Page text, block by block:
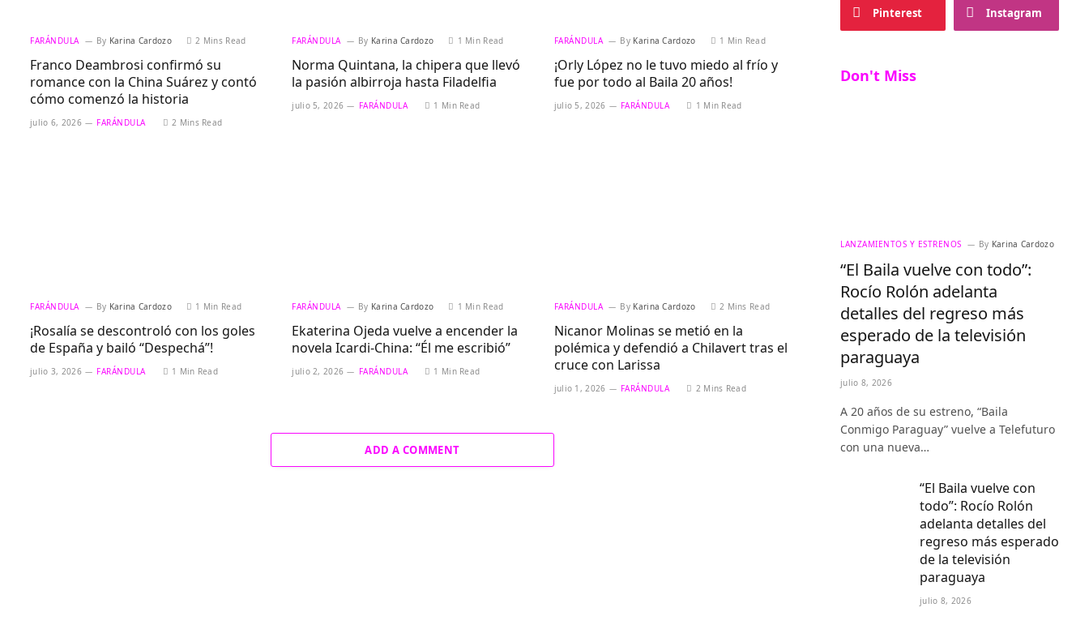
FARÁNDULA By Karina Cardozo 2 Mins Read
Franco Deambrosi confirmó su
romance con la China Suárez y contó
cómo comenzó la historia
julio 6, 2026 FARÁNDULA 2 Mins Read
FARÁNDULA By Karina Cardozo 1 Min Read
Norma Quintana, la chipera que llevó
la pasión albirroja hasta Filadelfia
julio 5, 2026 FARÁNDULA 1 Min Read
FARÁNDULA By Karina Cardozo 1 Min Read
¡Orly López no le tuvo miedo al frío y
fue por todo al Baila 20 años!
julio 5, 2026 FARÁNDULA 1 Min Read
FARÁNDULA By Karina Cardozo 1 Min Read
¡Rosalía se descontroló con los goles
de España y bailó “Despechá”!
julio 3, 2026 FARÁNDULA 1 Min Read
FARÁNDULA By Karina Cardozo 1 Min Read
Ekaterina Ojeda vuelve a encender la
novela Icardi-China: “Él me escribió”
julio 2, 2026 FARÁNDULA 1 Min Read
FARÁNDULA By Karina Cardozo 2 Mins Read
Nicanor Molinas se metió en la
polémica y defendió a Chilavert tras el
cruce con Larissa
julio 1, 2026 FARÁNDULA 2 Mins Read
ADD A COMMENT
Pinterest Instagram
Don't Miss
LANZAMIENTOS Y ESTRENOS By Karina Cardozo
“El Baila vuelve con todo”:
Rocío Rolón adelanta
detalles del regreso más
esperado de la televisión
paraguaya
julio 8, 2026
A 20 años de su estreno, “Baila
Conmigo Paraguay” vuelve a Telefuturo
con una nueva…
“El Baila vuelve con
todo”: Rocío Rolón
adelanta detalles del
regreso más esperado
de la televisión
paraguaya
julio 8, 2026